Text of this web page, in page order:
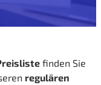
finden Sie
regulären